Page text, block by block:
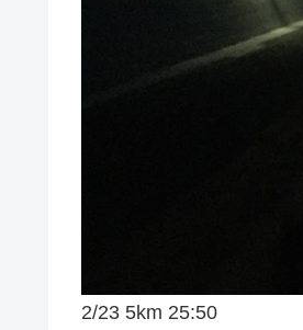
2/23 5km 25:50